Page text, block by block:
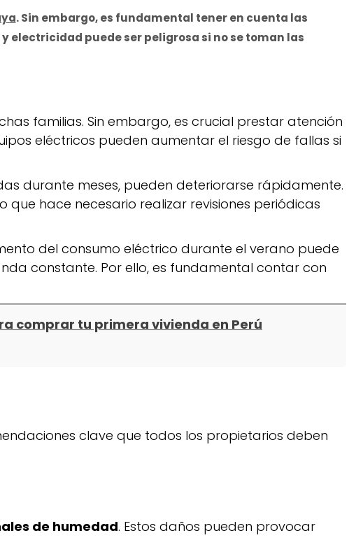
. Sin embargo, es fundamental tener en cuenta las
electricidad puede ser peligrosa si no se toman las
familias. Sin embargo, es crucial prestar atención
eléctricos pueden aumentar el riesgo de fallas si
durante meses, pueden deteriorarse rápidamente.
que hace necesario realizar revisiones periódicas
del consumo eléctrico durante el verano puede
constante. Por ello, es fundamental contar con
comprar tu primera vivienda en Perú
clave que todos los propietarios deben
de humedad. Estos daños pueden provocar